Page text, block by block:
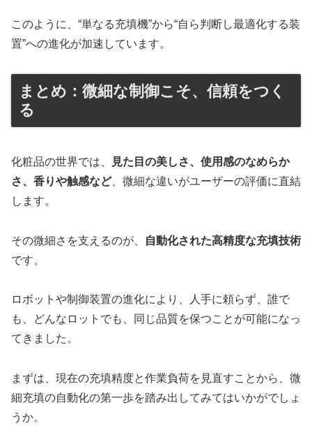
このように、“単なる充填機”から“自ら判断し最適化する装
置”への進化が加速しています。
まとめ：微細な制御こそ、信頼をつく
る
化粧品の世界では、
見た目の美しさ、使用感のなめらか
さ、香りや触感など、微細な違いがユーザーの評価に直結
します。
その微細さを支えるのが、
自動化された高精度な充填技術
です。
ロボットや制御装置の進化により、人手に頼らず、誰で
も、どんなロットでも、同じ品質を保つことが可能になっ
てきました。
まずは、現在の充填精度と作業負荷を見直すことから、微
細充填の自動化の第一歩を踏み出してみてはいかがでしょ
うか。